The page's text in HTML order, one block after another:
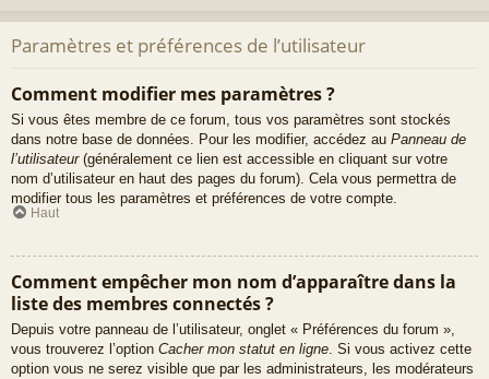
Paramètres et préférences de l’utilisateur
Comment modifier mes paramètres ?
Si vous êtes membre de ce forum, tous vos paramètres sont stockés
dans notre base de données. Pour les modifier, accédez au Panneau de
l’utilisateur(généralement ce lien est accessible en cliquant sur votre
nom d’utilisateur en haut des pages du forum). Cela vous permettra de
modifier tous les paramètres et préférences de votre compte.
Haut
Comment empêcher mon nom d’apparaître dans la
liste des membres connectés ?
Depuis votre panneau de l’utilisateur, onglet « Préférences du forum »,
vous trouverez l’option Cacher mon statut en ligne. Si vous activez cette
option vous ne serez visible que par les administrateurs, les modérateurs